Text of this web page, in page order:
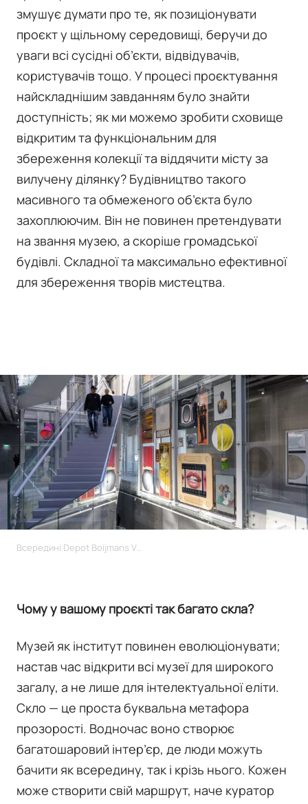
змушує думати про те, як позиціонувати
проєкт у щільному середовищі, беручи до
уваги всі сусідні об’єкти, відвідувачів,
користувачів тощо. У процесі проєктування
найскладнішим завданням було знайти
доступність; як ми можемо зробити сховище
відкритим та функціональним для
збереження колекції та віддячити місту за
вилучену ділянку? Будівництво такого
масивного та обмеженого об’єкта було
захоплюючим. Він не повинен претендувати
на звання музею, а скоріше громадської
будівлі. Складної та максимально ефективної
для збереження творів мистецтва.
Всередині Depot Boijmans Van Beuningen
Чому у вашому проєкті так багато скла?
Музей як інститут повинен еволюціонувати;
настав час відкрити всі музеї для широкого
загалу, а не лише для інтелектуальної еліти.
Скло — це проста буквальна метафора
прозорості. Водночас воно створює
багатошаровий інтер’єр, де люди можуть
бачити як всередину, так і крізь нього. Кожен
може створити свій маршрут, наче куратор